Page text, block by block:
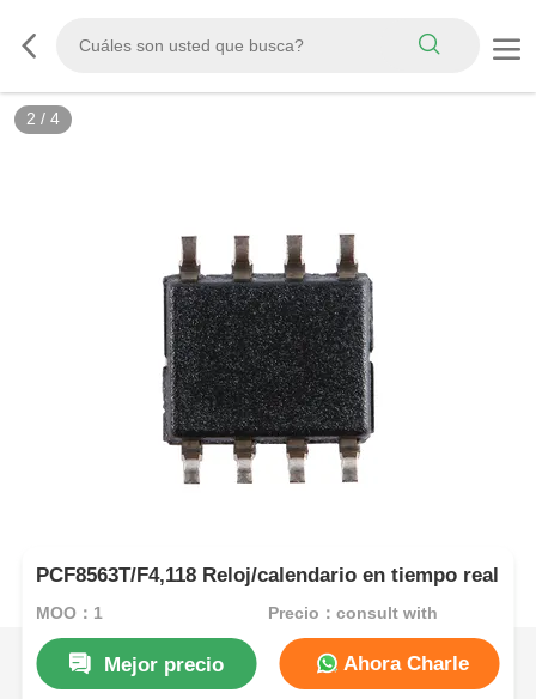
2 / 4
PCF8563T/F4,118 Reloj/calendario en tiempo real
MOQ：1 Precio：consult with
Mejor precio Ahora Charle